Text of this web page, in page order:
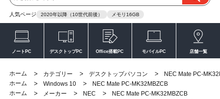
人気ページ 2020年以降（10世代前後） メモリ16GB
ノートPC デスクトップPC Office搭載PC モバイルPC 店舗一覧
ホーム > カテゴリー > デスクトップパソコン >
NEC Mate PC-
ホーム
> Windows 10 >
NEC Mate PC-MK32MBZCB
ホーム
> メーカー > NEC >
NEC Mate PC-MK32MBZCB